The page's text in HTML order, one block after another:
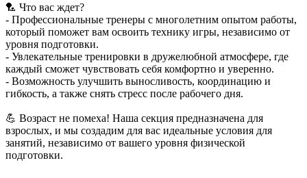
🏸 Что вас ждет?
- Профессиональные тренеры с многолетним опытом работы,
который поможет вам освоить технику игры, независимо от
уровня подготовки.
- Увлекательные тренировки в дружелюбной атмосфере, где
каждый сможет чувствовать себя комфортно и уверенно.
- Возможность улучшить выносливость, координацию и
гибкость, а также снять стресс после рабочего дня.
💪 Возраст не помеха! Наша секция предназначена для
взрослых, и мы создадим для вас идеальные условия для
занятий, независимо от вашего уровня физической
подготовки.